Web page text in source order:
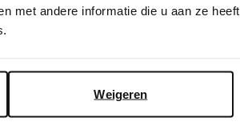
met andere informatie die u aan ze heeft
Weigeren